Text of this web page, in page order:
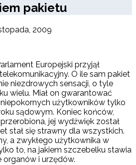
pakietu
2009
Europejski przyjął
O ile sam pakiet
niezdrowych sensacji, o tyle
wielu. Miał on gwarantować
użytkowników tylko
sądowym. Koniec końców,
jej wydźwięk został
stał się strawny dla wszystkich.
a zwykłego użytkownika w
to, na jakiem szczebelku stawia
i urzędów.